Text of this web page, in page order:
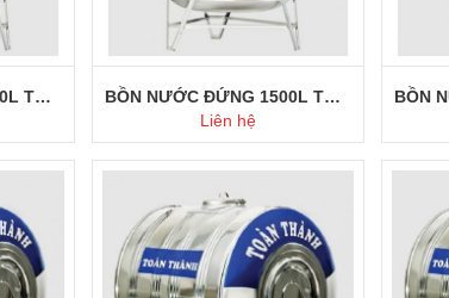
BỒN NƯỚC ĐỨNG 2000L TOÀN THÀNH
Mua ngay
BỒN NƯỚC ĐỨNG 1500L TOÀN THÀNH
Liên hệ